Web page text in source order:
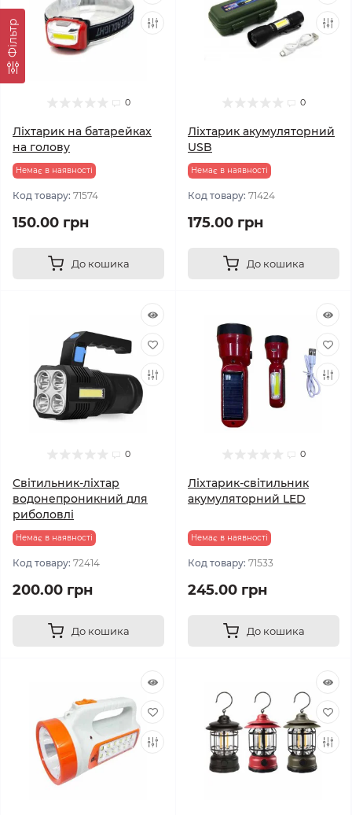
Фільтр
0
Ліхтарик на батарейках
на голову
Немає в наявності
Код товару: 71574
150.00 грн
До кошика
0
Ліхтарик акумуляторний
USB
Немає в наявності
Код товару: 71424
175.00 грн
До кошика
0
Світильник-ліхтар
водонепроникний для
риболовлі
Немає в наявності
Код товару: 72414
200.00 грн
До кошика
0
Ліхтарик-світильник
акумуляторний LED
Немає в наявності
Код товару: 71533
245.00 грн
До кошика